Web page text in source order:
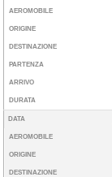
AEROMOBILE
ORIGINE
DESTINAZIONE
PARTENZA
ARRIVO
DURATA
DATA
AEROMOBILE
ORIGINE
DESTINAZIONE